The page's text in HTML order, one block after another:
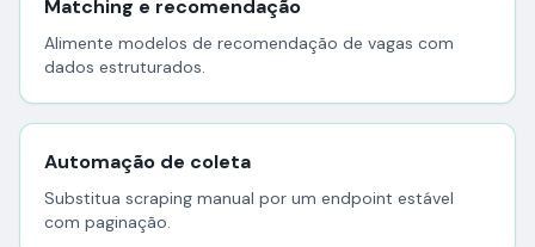
Matching e recomendação
Alimente modelos de recomendação de vagas com
dados estruturados.
Automação de coleta
Substitua scraping manual por um endpoint estável
com paginação.